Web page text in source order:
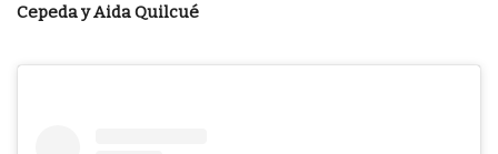
Cepeda y Aida Quilcué